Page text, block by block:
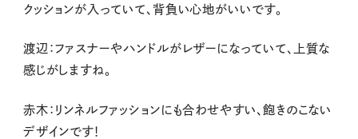
クッションが入っていて、背負い心地がいいです。
渡辺：ファスナーやハンドルがレザーになっていて、上質な
感じがしますね。
赤木：リンネルファッションにも合わせやすい、飽きのこない
デザインです！